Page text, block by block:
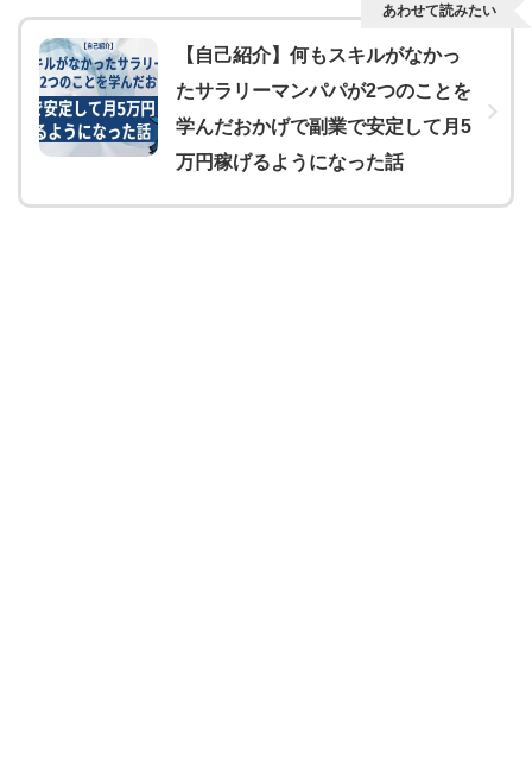
【自己紹介】何もスキルがなかっ
たサラリーマンパパが2つのことを
学んだおかげで副業で安定して月5
万円稼げるようになった話
あわせて読みたい